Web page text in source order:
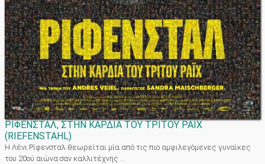
ΡΙΦΕΝΣΤΑΛ, ΣΤΗΝ ΚΑΡΔΙΑ ΤΟΥ ΤΡΙΤΟΥ ΡΑΙΧ
(RIEFENSTAHL)
Η Λένι Ρίφενσταλ θεωρείται μία από τις πιο αμφιλεγόμενες γυναίκες
του 20ού αιώνα σαν καλλιτέχνης ...